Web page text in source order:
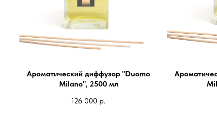
Ароматический диффузор "Duomo
Milano", 2500 мл
126 000 р.